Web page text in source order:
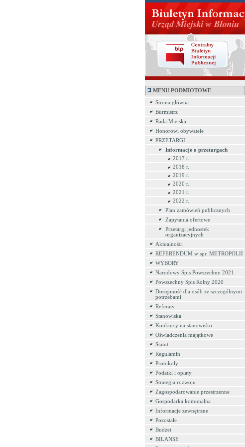
MENU PODMIOTOWE
Strona główna
Burmistrz
Rada Miejska
Honorowi obywatele
PRZETARGI
Informacje o przetargach
2017 r.
2018 r.
2019 r.
2020 r.
2021 r.
2022 r.
Plan zamówień publicznych
Zapytania ofertowe
Przetargi jednostek
organizacyjnych
Aktualności
REFERENDUM w spr. METROPOLII
WYBORY
Narodowy Spis Powszechny 2021
Powszechny Spis Rolny 2020
Dostępność dla osób ze szczególnymi
potrzebami
Referaty
Stanowiska
Konkursy na stanowisko
Oświadczenia majątkowe
Statut
Regulamin
Protokoły
Podatki i opłaty
Strategia rozwoju
Zagospodarowanie przestrzenne
Gospodarka komunalna
Informacje zewnętrzne
Pozostałe
Budżet
BILANSE